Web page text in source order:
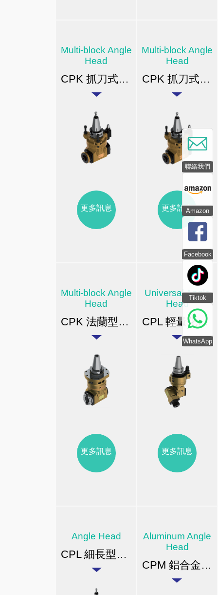
聯絡我們
Amazon
Facebook
Tiktok
WhatsApp
Multi-block Angle
Head
CPK 抓刀式橫向銑頭
更多訊息
Multi-block Angle
Head
CPK 抓刀式橫向銑頭(中心出水)
更多訊息
Multi-block Angle
Head
CPK 法蘭型自動換刀橫向銑頭(立車)
更多訊息
Universal Angle
Head
CPL 輕量化萬向銑頭
更多訊息
Angle Head
CPL 細長型橫向銑頭
Aluminum Angle
Head
CPM 鋁合金橫向銑頭